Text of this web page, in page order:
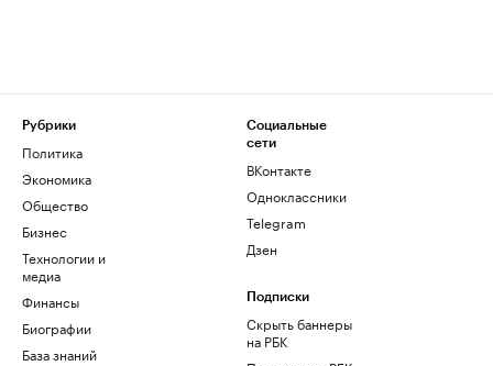
Рубрики
Политика
Экономика
Общество
Бизнес
Технологии и
медиа
Финансы
Биографии
База знаний
Социальные
сети
ВКонтакте
Одноклассники
Telegram
Дзен
Подписки
Скрыть баннеры
на РБК